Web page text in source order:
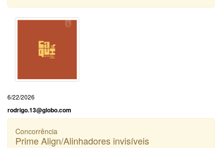
6/22/2026
rodrigo.13@globo.com
Concorrência
Prime Align/Alinhadores invisíveis